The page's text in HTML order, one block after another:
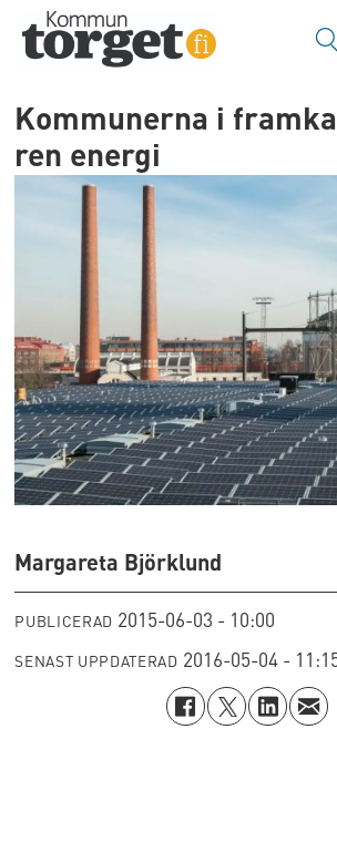
Kommunerna i
ren energi
Margareta Björklund
PUBLICERAD 2015-06-03 - 10:00
SENAST UPPDATERAD 2016-05-04 -